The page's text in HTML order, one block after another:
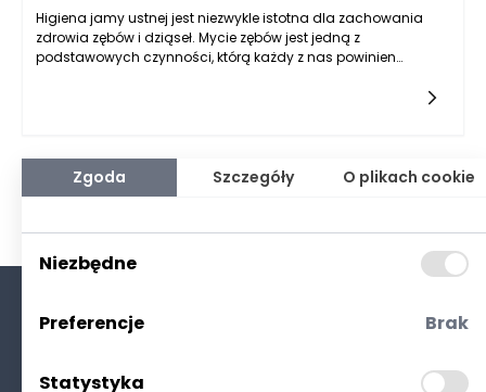
Higiena jamy ustnej jest niezwykle istotna dla zachowania
zdrowia zębów i dziąseł. Mycie zębów jest jedną z
podstawowych czynności, którą każdy z nas powinien
zaleceniami dentystów, zęby powinny być myte co najmniej
skutecznie usunąć płytkę bakteryjną oraz resztki jedzenia, które
mogą gromadzić się na powierzchni zębów. Dobrze jest
jednak przyjrzeć się głębiej temu zagadnieniu i zrozumieć,
jakie inne działania mogą wspierać nas w walce z próchnicą.
Zgoda Szczegóły O plikach cookie
Niezbędne
Preferencje Brak
Statystyka